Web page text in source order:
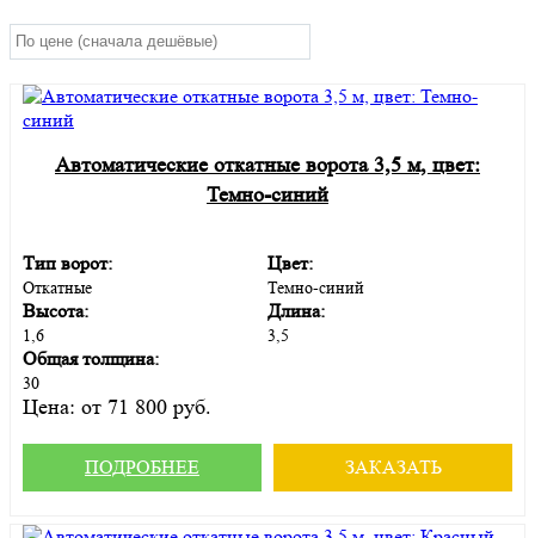
Автоматические откатные ворота 3,5 м, цвет:
Темно-синий
Тип ворот:
Откатные
Цвет:
Темно-синий
Высота:
1,6
Длина:
3,5
Общая толщина:
30
Цена: от 71 800 руб.
ПОДРОБНЕЕ ЗАКАЗАТЬ